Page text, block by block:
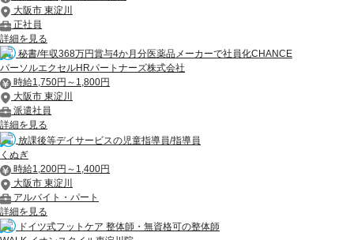
大阪市 東淀川
正社員
詳細を見る
秘書/年収368万円賞与4か月分医薬品メーカーで社員化CHANCE
パーソルエクセルHRパートナーズ株式会社
時給1,750円～1,800円
大阪市 東淀川
派遣社員
詳細を見る
放課後等デイサービスの児童指導員/指導員
くぬぎ
時給1,200円～1,400円
大阪市 東淀川
アルバイト・パート
詳細を見る
ドイツ式フットケア 整体師・無資格可の整体師